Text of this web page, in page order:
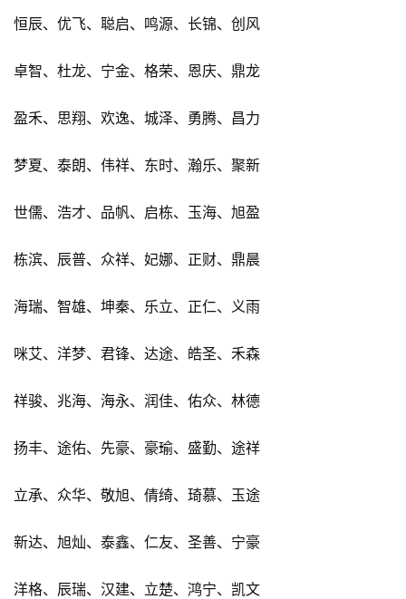
恒辰、优飞、聪启、鸣源、长锦、创风
卓智、杜龙、宁金、格荣、恩庆、鼎龙
盈禾、思翔、欢逸、城泽、勇腾、昌力
梦夏、泰朗、伟祥、东时、瀚乐、聚新
世儒、浩才、品帆、启栋、玉海、旭盈
栋滨、辰普、众祥、妃娜、正财、鼎晨
海瑞、智雄、坤秦、乐立、正仁、义雨
咪艾、洋梦、君锋、达途、皓圣、禾森
祥骏、兆海、海永、润佳、佑众、林德
扬丰、途佑、先豪、豪瑜、盛勤、途祥
立承、众华、敬旭、倩绮、琦慕、玉途
新达、旭灿、泰鑫、仁友、圣善、宁豪
洋格、辰瑞、汉建、立楚、鸿宁、凯文